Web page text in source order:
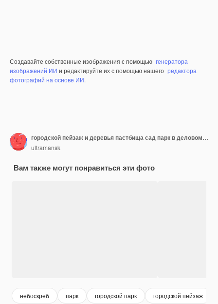
Создавайте собственные изображения с помощью генератора
изображений ИИ и редактируйте их с помощью нашего редактора
фотографий на основе ИИ.
городской пейзаж и деревья пастбища сад парк в деловом центре в первой половине дня
ultramansk
Вам также могут понравиться эти фото
небоскреб парк городской парк городской пейзаж